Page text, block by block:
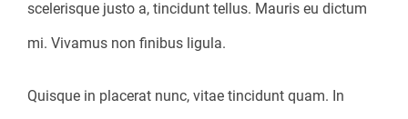
scelerisque justo a, tincidunt tellus. Mauris eu dictum
mi. Vivamus non finibus ligula.
Quisque in placerat nunc, vitae tincidunt quam. In